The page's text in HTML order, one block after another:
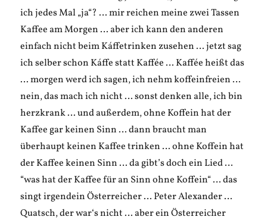
ich jedes Mal „ja“? … mir reichen meine zwei Tassen
Kaffee am Morgen … aber ich kann den anderen
einfach nicht beim Káffetrinken zusehen … jetzt sag
ich selber schon Káffe statt Kaffée … Kaffée heißt das
… morgen werd ich sagen, ich nehm koffeinfreien …
nein, das mach ich nicht … sonst denken alle, ich bin
herzkrank … und außerdem, ohne Koffein hat der
Kaffee gar keinen Sinn … dann braucht man
überhaupt keinen Kaffee trinken … ohne Koffein hat
der Kaffee keinen Sinn … da gibt’s doch ein Lied …
“was hat der Kaffee für an Sinn ohne Koffein“ … das
singt irgendein Österreicher … Peter Alexander …
Quatsch, der war‘s nicht … aber ein Österreicher